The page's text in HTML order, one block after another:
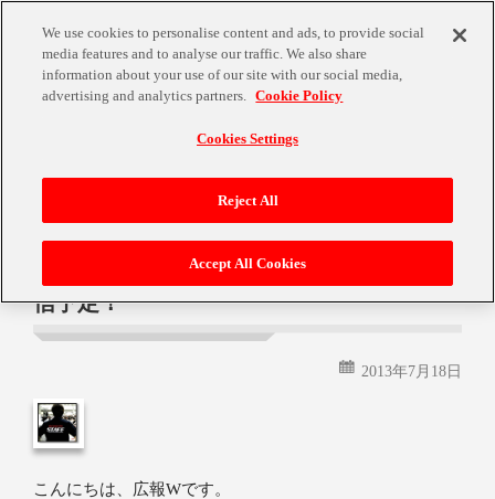
「OE」第１章本日配信！＆第２章は8/1配
信予定！
2013年7月18日
こんにちは、広報Wです。
We use cookies to personalise content and ads, to provide social
media features and to analyse our traffic. We also share
information about your use of our site with our social media,
advertising and analytics partners. Cookie Policy
Cookies Settings
Reject All
Accept All Cookies